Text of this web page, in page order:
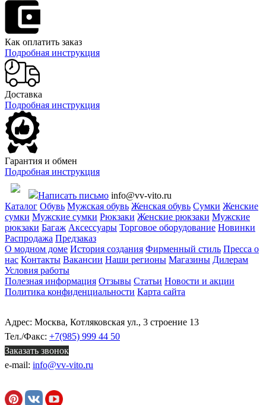
Как оплатить заказ
Подробная инструкция
Доставка
Подробная инструкция
Гарантия и обмен
Подробная инструкция
Написать письмо info@vv-vito.ru
Каталог Обувь Мужская обувь Женская обувь Сумки Женские
сумки Мужские сумки Рюкзаки Женские рюкзаки Мужские
рюкзаки Багаж Аксессуары Торговое оборудование Новинки
Распродажа Предзаказ
О модном доме История создания Фирменный стиль Пресса о
нас Контакты Вакансии Наши регионы Магазины Дилерам
Условия работы
Полезная информация Отзывы Статьи Новости и акции
Политика конфиденциальности Карта сайта
Адрес: Москва, Котляковская ул., 3 строение 13
Тел./Факс: +7(985) 999 44 50
Заказать звонок
e-mail: info@vv-vito.ru